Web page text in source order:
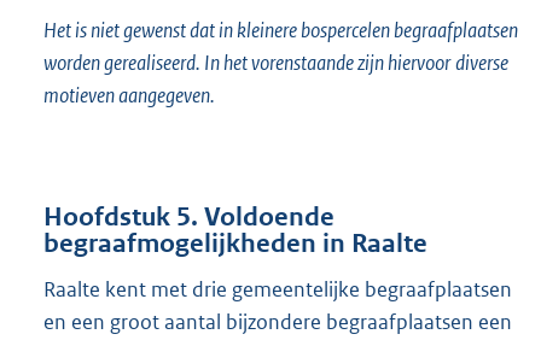
Het is niet gewenst dat in kleinere bospercelen begraafplaatsen
worden gerealiseerd. In het vorenstaande zijn hiervoordiverse
motieven aangegeven.
Hoofdstuk 5. Voldoende
begraafmogelijkheden in Raalte
Raalte kent met drie gemeentelijke begraafplaatsen
en een groot aantal bijzondere begraafplaatsen een